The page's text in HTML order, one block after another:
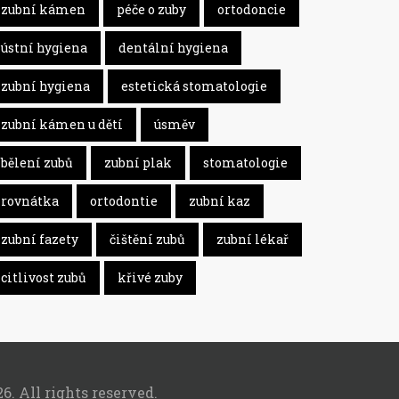
zubní kámen péče o zuby ortodoncie
ústní hygiena dentální hygiena
zubní hygiena estetická stomatologie
zubní kámen u dětí úsměv
bělení zubů zubní plak stomatologie
rovnátka ortodontie zubní kaz
zubní fazety čištění zubů zubní lékař
citlivost zubů křivé zuby
All rights reserved.